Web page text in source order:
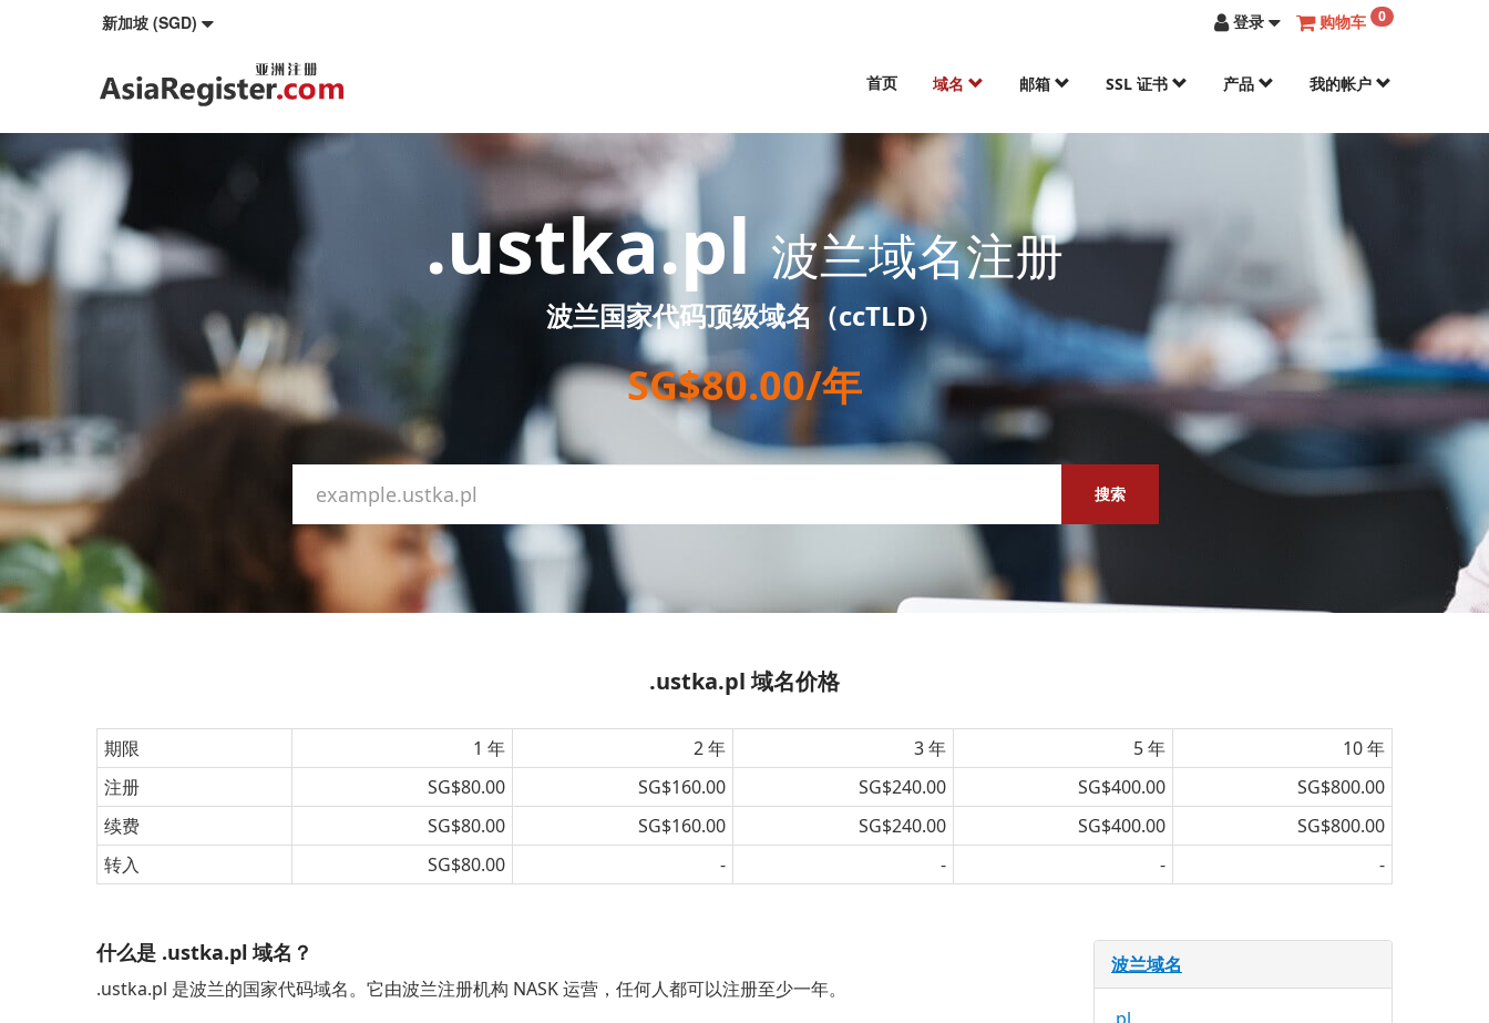
新加坡 (SGD) 登录 购物车 0
首页 域名 邮箱 SSL 证书 产品 我的帐户
.ustka.pl波兰域名注册
波兰国家代码顶级域名（ccTLD）
SG$80.00/年
搜索
.ustka.pl 域名价格
期限 1 年 2 年 3 年 5 年
10 年
注册
SG$80.00 SG$160.00 SG$240.00 SG$400.00
SG$800.00
续费
SG$80.00 SG$160.00 SG$240.00 SG$400.00
SG$800.00
转入
SG$80.00 - - - -
什么是 .ustka.pl 域名？
.ustka.pl 是波兰的国家代码域名。它由波兰注册机构 NASK 运营，任何人都可以注册至少一年。
波兰域名